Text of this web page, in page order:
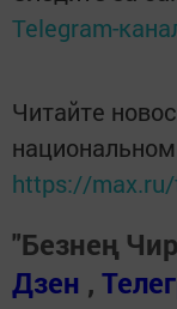
Telegram-
Читайте
https://
"Безнең
Дзен ,